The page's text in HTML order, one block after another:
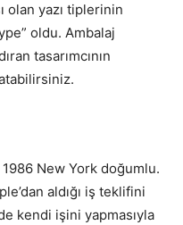
olan yazı tiplerinin
oldu. Ambalaj
tasarımcının
1986 New York doğumlu.
aldığı iş teklifini
kendi işini yapmasıyla